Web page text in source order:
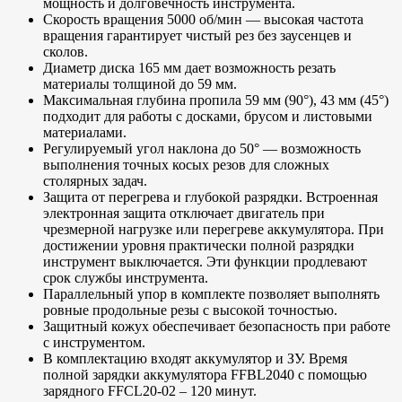
Скорость вращения 5000 об/мин — высокая частота
вращения гарантирует чистый рез без заусенцев и
сколов.
Диаметр диска 165 мм дает возможность резать
материалы толщиной до 59 мм.
Максимальная глубина пропила 59 мм (90°), 43 мм (45°)
подходит для работы с досками, брусом и листовыми
материалами.
Регулируемый угол наклона до 50° — возможность
выполнения точных косых резов для сложных
столярных задач.
Защита от перегрева и глубокой разрядки. Встроенная
электронная защита отключает двигатель при
чрезмерной нагрузке или перегреве аккумулятора. При
достижении уровня практически полной разрядки
инструмент выключается. Эти функции продлевают
срок службы инструмента.
Параллельный упор в комплекте позволяет выполнять
ровные продольные резы с высокой точностью.
Защитный кожух обеспечивает безопасность при работе
с инструментом.
В комплектацию входят аккумулятор и ЗУ. Время
полной зарядки аккумулятора FFBL2040 с помощью
зарядного FFCL20-02 – 120 минут.